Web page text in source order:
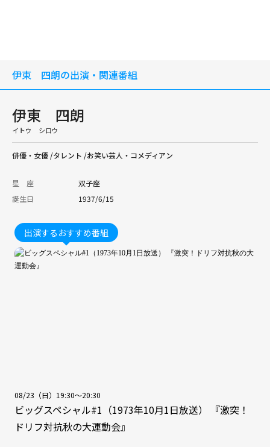
伊東 四朗の出演・関連番組
伊東 四朗
イトウ シロウ
俳優・女優 /タレント /お笑い芸人・コメディアン
星 座
双子座
誕生日
1937/6/15
出演するおすすめ番組
08/23（日）19:30～20:30
ビッグスペシャル#1（1973年10月1日放送） 『激突！
ドリフ対抗秋の大運動会』